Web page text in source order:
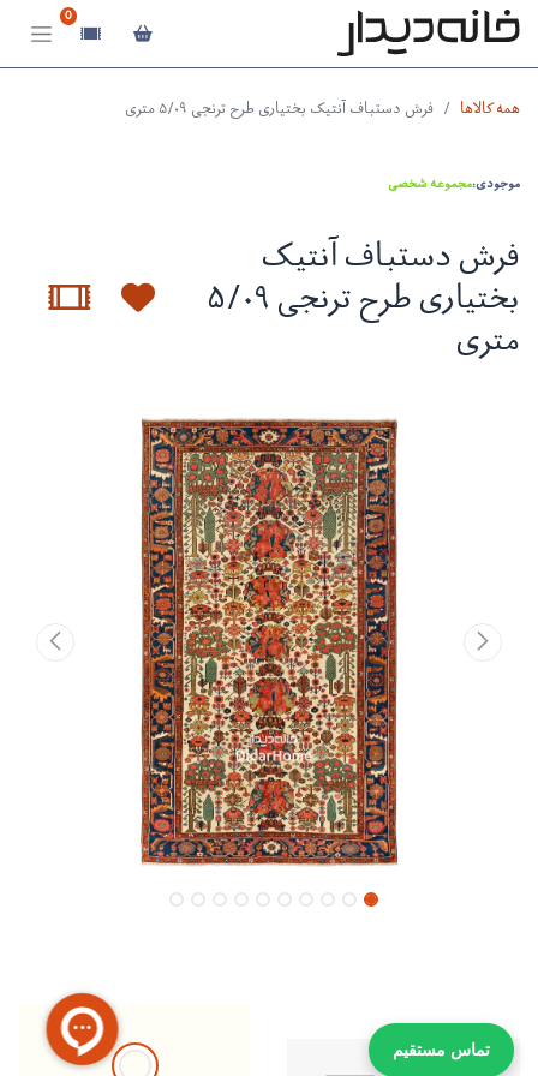
0
همه کالاها فرش دستباف آنتیک بختیاری طرح ترنجی ۵/۰۹ متری
موجودی:مجموعه شخصی
فرش دستباف آنتیک
بختیاری طرح ترنجی ۵/۰۹
متری
تماس مستقیم